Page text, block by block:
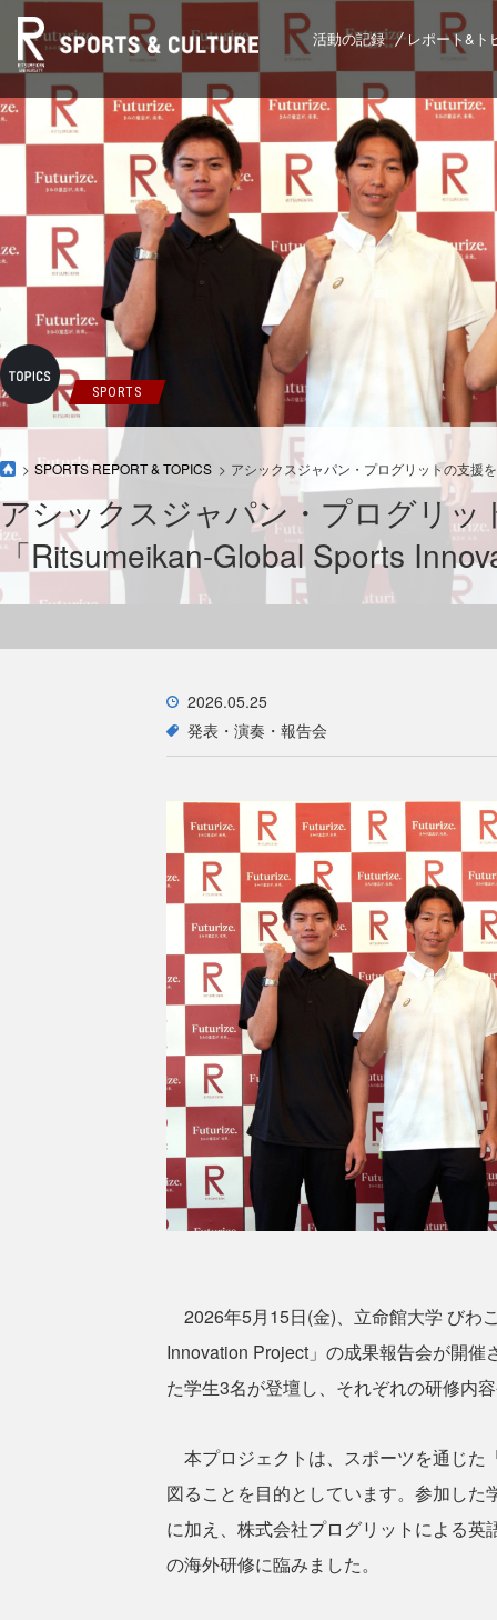
活動の記録 レポート&ト
SPORTS
SPORTS REPORT & TOPICS アシックスジャパン・プログリットの支援
アシックスジャパン・プログリッ
「Ritsumeikan-Global Sports
2026.05.25
発表・演奏・報告会
2026年5月15日(金)、立命館大学 びわ
Innovation Project」の成果報告会が開
た学生3名が登壇し、それぞれの研修内
本プロジェクトは、スポーツを通じた
図ることを目的としています。参加し
に加え、株式会社プログリットによる
の海外研修に臨みました。